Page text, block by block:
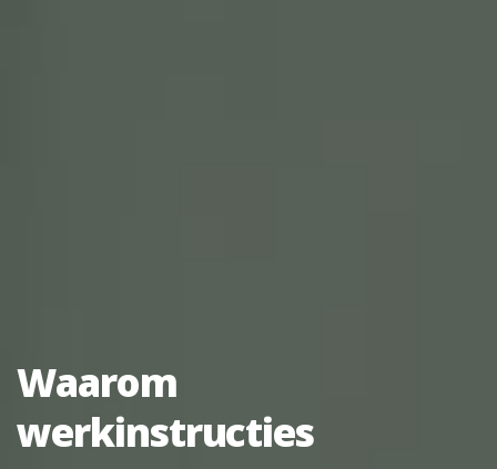
Waarom
werkinstructies